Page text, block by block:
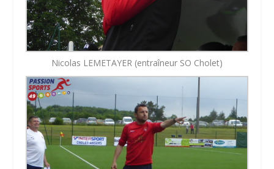
Nicolas LEMETAYER (entraîneur SO Cholet)